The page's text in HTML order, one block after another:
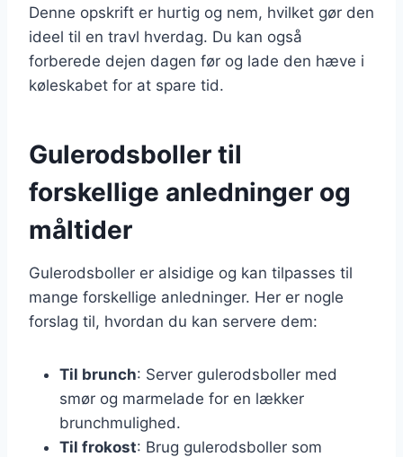
Denne opskrift er hurtig og nem, hvilket gør den
ideel til en travl hverdag. Du kan også
forberede dejen dagen før og lade den hæve i
køleskabet for at spare tid.
Gulerodsboller til
forskellige anledninger og
måltider
Gulerodsboller er alsidige og kan tilpasses til
mange forskellige anledninger. Her er nogle
forslag til, hvordan du kan servere dem:
Til brunch: Server gulerodsboller med
smør og marmelade for en lækker
brunchmulighed.
Til frokost: Brug gulerodsboller som